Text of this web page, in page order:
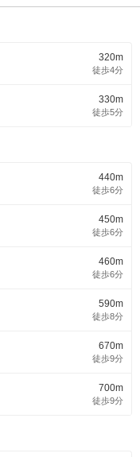
320m
徒歩4分
330m
徒歩5分
440m
徒歩6分
450m
徒歩6分
460m
徒歩6分
590m
徒歩8分
670m
徒歩9分
700m
徒歩9分